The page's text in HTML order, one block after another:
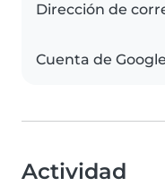
Dirección de
Cuenta de Google
Actividad